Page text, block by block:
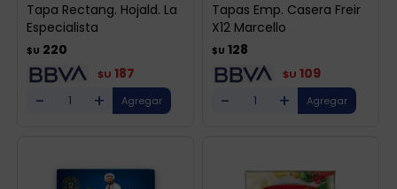
Tapa Rectang. Hojald. La
Especialista
$U 220
$U 187
- +
Tapas Emp. Casera Freir
X12 Marcello
$U 128
$U 109
- +